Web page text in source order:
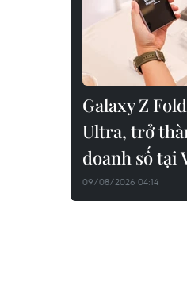
Galaxy Z
Ultra, trở
doanh số tại
09/08/2026 04:14